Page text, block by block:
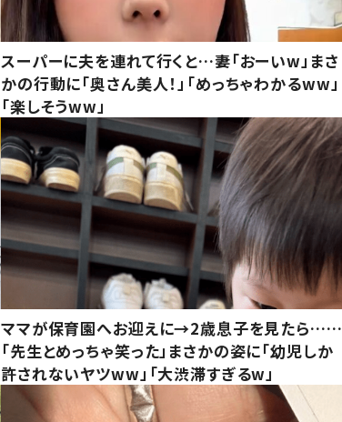
スーパーに夫を連れて行くと…妻「おーいw」まさ
かの行動に「奥さん美人！」「めっちゃわかるww」
「楽しそうww」
ママが保育園へお迎えに→2歳息子を見たら……
「先生とめっちゃ笑った」まさかの姿に「幼児しか
許されないヤツww」「大渋滞すぎるw」